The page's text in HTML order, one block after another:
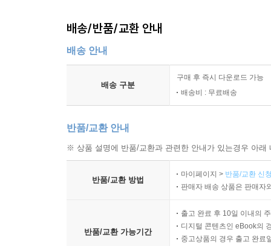
배송/반품/교환 안내
배송 안내
배송 구분
구매 후 즉시 다운로드 가능
배송비 : 무료배송
반품/교환 안내
※ 상품 설명에 반품/교환과 관련한 안내가 있는경우 아
반품/교환 방법
마이페이지 > 반품/교환 신
판매자 배송 상품은 판매자
반품/교환 가능기간
출고 완료 후 10일 이내의
디지털 콘텐츠인 eBook의
중고상품의 경우 출고 완료